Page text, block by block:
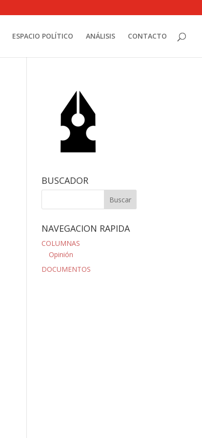
ESPACIO POLÍTICO ANÁLISIS CONTACTO
BUSCADOR
NAVEGACION RAPIDA
COLUMNAS
Opinión
DOCUMENTOS